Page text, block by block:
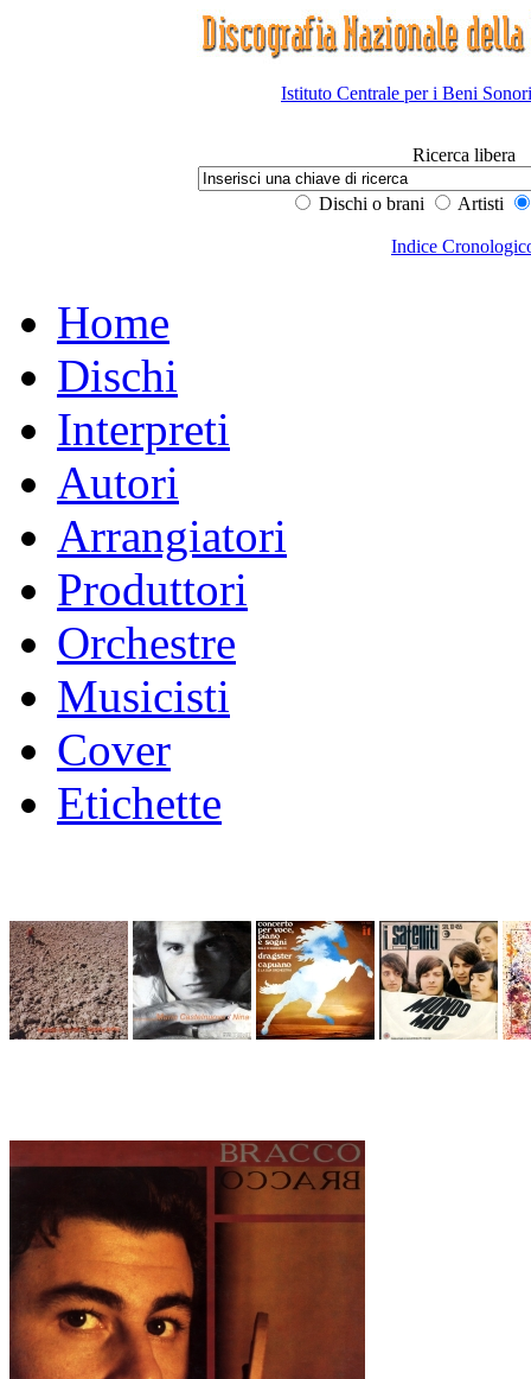
Istituto Centrale per i Beni
Ricerca libera
Dischi o brani Artisti
Indice
Home
Dischi
Interpreti
Autori
Arrangiatori
Produttori
Orchestre
Musicisti
Cover
Etichette